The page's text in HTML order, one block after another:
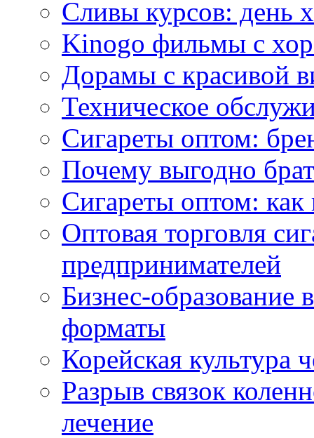
Сливы курсов: день
Kinogo фильмы с
Дорамы с красивой
Техническое
Сигареты оптом:
Почему выгодно
Сигареты оптом: как
Оптовая торговля
предпринимателей
Бизнес-образование
форматы
Корейская культура
Разрыв связок
лечение